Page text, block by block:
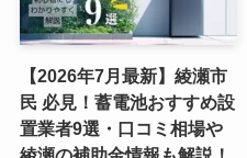
【2026年7月最新】綾瀬市
民 必見！蓄電池おすすめ設
置業者9選・口コミ相場や